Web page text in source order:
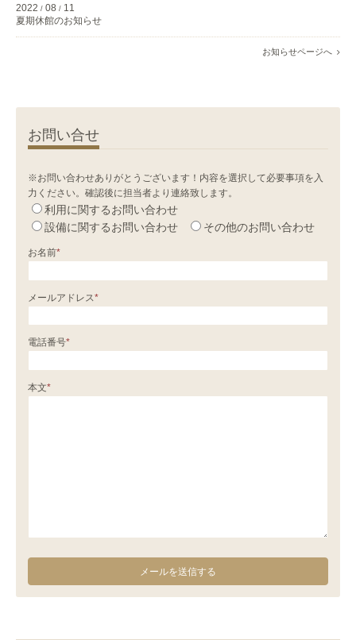
2022 / 08 / 11
夏期休館のお知らせ
お知らせページへ
お問い合せ
※お問い合わせありがとうございます！内容を選択して必要事項を入
力ください。確認後に担当者より連絡致します。
利用に関するお問い合わせ
設備に関するお問い合わせ
その他のお問い合わせ
お名前*
メールアドレス*
電話番号*
本文*